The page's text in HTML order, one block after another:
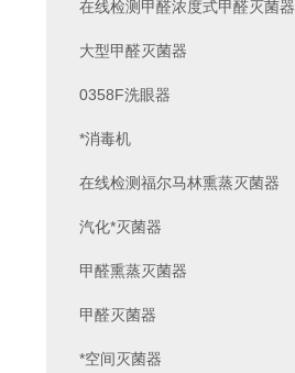
在线检测甲醛浓度式甲醛灭菌器
大型甲醛灭菌器
0358F洗眼器
*消毒机
在线检测福尔马林熏蒸灭菌器
汽化*灭菌器
甲醛熏蒸灭菌器
甲醛灭菌器
*空间灭菌器